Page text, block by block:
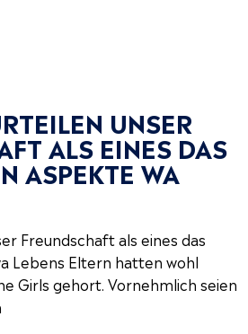
UNSER
ALS EINES DAS
ASPEKTE WA
Freundschaft als eines das
Lebens Eltern hatten wohl
Girls gehort. Vornehmlich seien